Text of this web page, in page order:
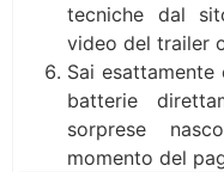
tecniche dal
video del trailer
Sai
batterie
sorprese
momento del